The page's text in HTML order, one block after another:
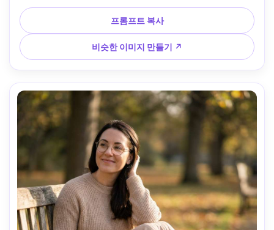
리, 빛을 아첨하는 오픈 셰이드가 있는 한낮의 햇살, 소니 A1,
85mm f/1.4, 미드 샷 프레임, 깔끔한 프로 분위기, 사실적인
피부 질감, 자연스러운 그림자, 고해상도, 선명한 초점, 균형 잡
힌 중립 색상 등급 --ar 4:5
프롬프트 복사
비슷한 이미지 만들기 ↗